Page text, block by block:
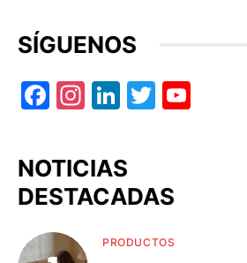
SÍGUENOS
Facebook
Instagram
LinkedIn
Twitter
NOTICIAS
DESTACADAS
PRODUCTOS